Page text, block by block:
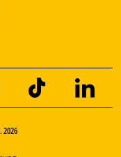
2026